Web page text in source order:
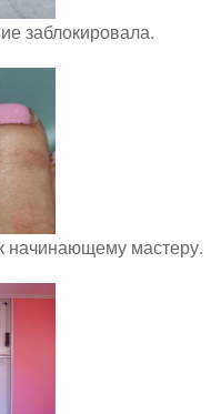
заблокировала.
начинающему мастеру.